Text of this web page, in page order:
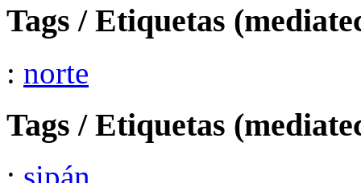
Tags / Etiquetas
: norte
Tags / Etiquetas